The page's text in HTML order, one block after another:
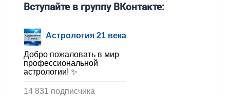
Вступайте в группу ВКонтакте:
Астрология 21 века
Добро пожаловать в мир
профессиональной
астрологии! ✨
14 831 подписчика